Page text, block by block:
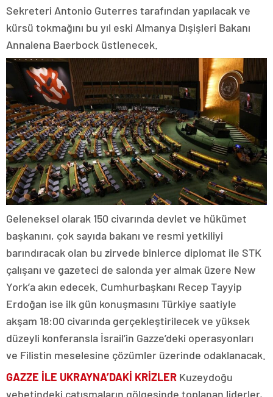
Sekreteri Antonio Guterres tarafından yapılacak ve
kürsü tokmağını bu yıl eski Almanya Dışişleri Bakanı
Annalena Baerbock üstlenecek.
Geleneksel olarak 150 civarında devlet ve hükümet
başkanını, çok sayıda bakanı ve resmi yetkiliyi
barındıracak olan bu zirvede binlerce diplomat ile STK
çalışanı ve gazeteci de salonda yer almak üzere New
York’a akın edecek. Cumhurbaşkanı Recep Tayyip
Erdoğan ise ilk gün konuşmasını Türkiye saatiyle
akşam 18:00 civarında gerçekleştirilecek ve yüksek
düzeyli konferansla İsrail’in Gazze’deki operasyonları
ve Filistin meselesine çözümler üzerinde odaklanacak.
GAZZE İLE UKRAYNA’DAKİ KRİZLER Kuzeydoğu
vebetindeki çatışmaların gölgesinde toplanan liderler,